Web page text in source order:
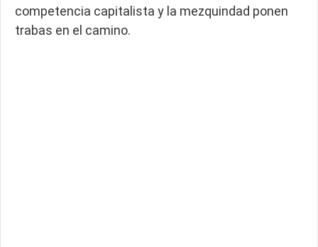
competencia capitalista y la mezquindad ponen
trabas en el camino.